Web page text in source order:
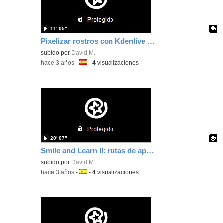
Pixelizar rostros con Kdenlive versión 22
Contenido educativo.
subido por David M.
11′ 05″
-hace 3 años -Idioma:
-4 visualizaciones
Smile and Learn II: rutas de aprendizaje
Contenido educativo.
subido por David M.
20′ 07″
-hace 3 años -Idioma:
-4 visualizaciones